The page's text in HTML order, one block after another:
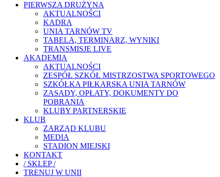
PIERWSZA DRUŻYNA
AKTUALNOŚCI
KADRA
UNIA TARNÓW TV
TABELA, TERMINARZ, WYNIKI
TRANSMISJE LIVE
AKADEMIA
AKTUALNOŚCI
ZESPÓŁ SZKÓŁ MISTRZOSTWA SPORTOWEGO
SZKÓŁKA PIŁKARSKA UNIA TARNÓW
ZASADY, OPŁATY, DOKUMENTY DO
POBRANIA
KLUBY PARTNERSKIE
KLUB
ZARZĄD KLUBU
MEDIA
STADION MIEJSKI
KONTAKT
/ SKLEP /
TRENUJ W UNII